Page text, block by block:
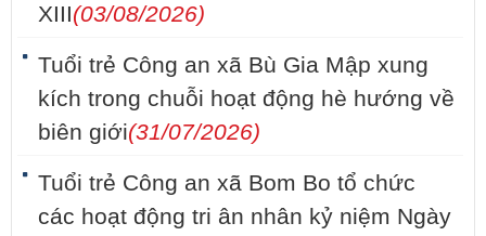
XIII(03/08/2026)
Tuổi trẻ Công an xã Bù Gia Mập xung
kích trong chuỗi hoạt động hè hướng về
biên giới(31/07/2026)
Tuổi trẻ Công an xã Bom Bo tổ chức
các hoạt động tri ân nhân kỷ niệm Ngày